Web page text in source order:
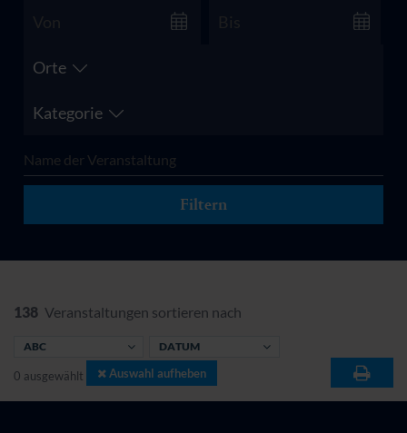
Orte
Kategorie
Filtern
138 Veranstaltungen sortieren nach
ABC DATUM
0 ausgewählt Auswahl aufheben